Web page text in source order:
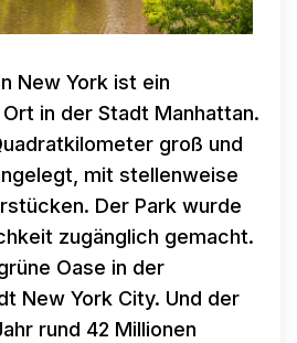
New York ist ein
in der Stadt Manhattan.
groß und
mit stellenweise
Der Park wurde
zugänglich gemacht.
Oase in der
New York City. Und der
rund 42 Millionen